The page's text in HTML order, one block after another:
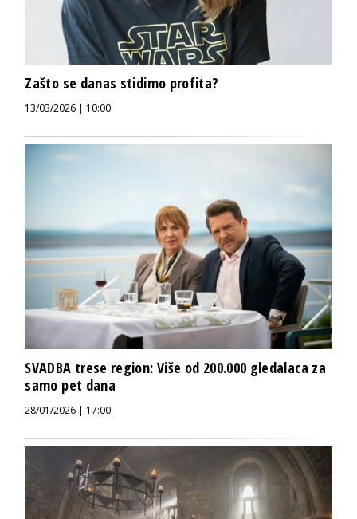
Zašto se danas stidimo profita?
13/03/2026 | 10:00
SVADBA trese region: Više od 200.000 gledalaca za
samo pet dana
28/01/2026 | 17:00